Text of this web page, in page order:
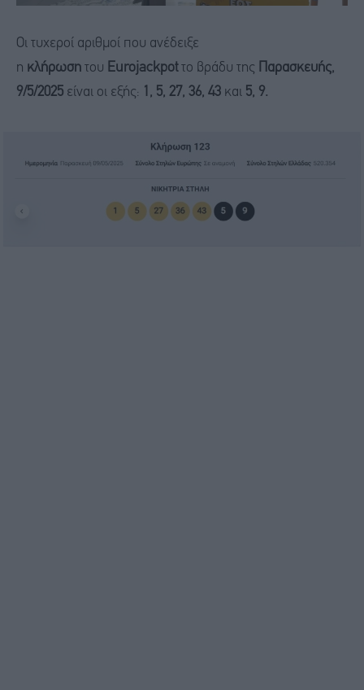
Οι τυχεροί αριθμοί που ανέδειξε
η κλήρωση του Eurojackpotτο βράδυ της
Παρασκευής,
9/5/2025 είναι οι εξής: 1, 5, 27, 36, 43 και 5, 9.